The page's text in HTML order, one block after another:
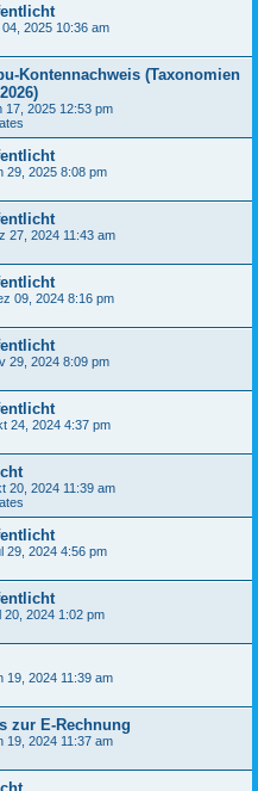
2025 10:36 am
Kontennachweis (Taxonomien
17, 2025 12:53 pm
29, 2025 8:08 pm
27, 2024 11:43 am
09, 2024 8:16 pm
29, 2024 8:09 pm
24, 2024 4:37 pm
20, 2024 11:39 am
29, 2024 4:56 pm
20, 2024 1:02 pm
19, 2024 11:39 am
zur E-Rechnung
19, 2024 11:37 am